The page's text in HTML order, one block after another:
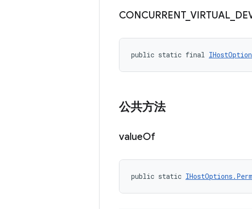
CONCURRENT_ VIRTUAL
public static final
公共方法
valueOf
public static